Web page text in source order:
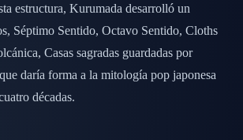
estructura, Kurumada desarrolló un
Séptimo Sentido, Octavo Sentido, Cloths
Casas sagradas guardadas por
daría forma a la mitología pop japonesa
décadas.